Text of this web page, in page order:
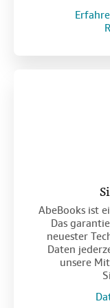
AbeBooks ist
Das
neuester
Daten
unsere